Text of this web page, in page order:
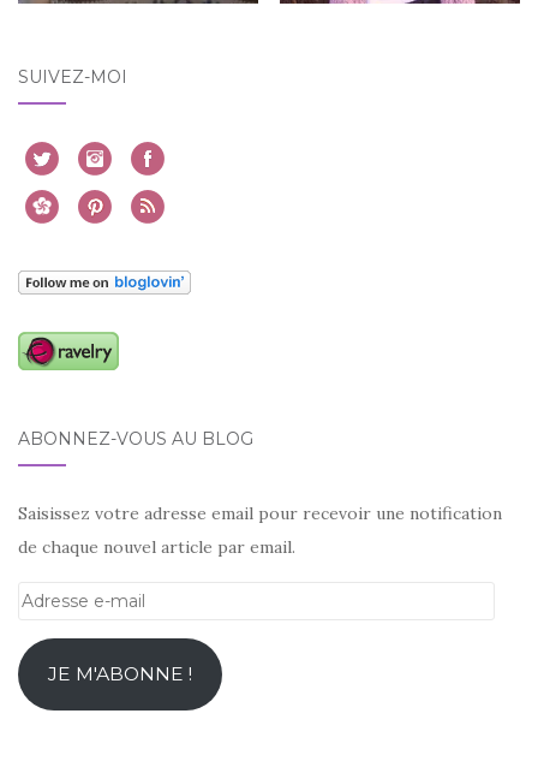
SUIVEZ-MOI
ABONNEZ-VOUS AU BLOG
Saisissez votre adresse email pour recevoir une notification
de chaque nouvel article par email.
Adresse
mailJE M'ABONNE !